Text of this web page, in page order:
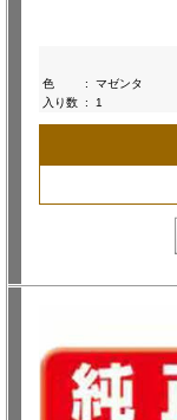
色
:
マゼンタ
入り数 : 1